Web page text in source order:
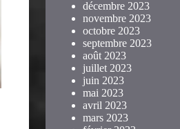
décembre 2023
novembre 2023
octobre 2023
septembre 2023
août 2023
juillet 2023
juin 2023
mai 2023
avril 2023
mars 2023